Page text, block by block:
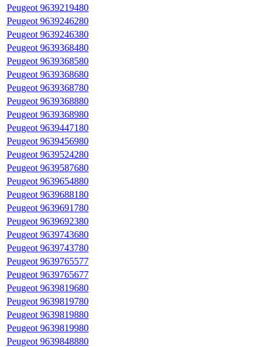
Peugeot 9639219480
Peugeot 9639246280
Peugeot 9639246380
Peugeot 9639368480
Peugeot 9639368580
Peugeot 9639368680
Peugeot 9639368780
Peugeot 9639368880
Peugeot 9639368980
Peugeot 9639447180
Peugeot 9639456980
Peugeot 9639524280
Peugeot 9639587680
Peugeot 9639654880
Peugeot 9639688180
Peugeot 9639691780
Peugeot 9639692380
Peugeot 9639743680
Peugeot 9639743780
Peugeot 9639765577
Peugeot 9639765677
Peugeot 9639819680
Peugeot 9639819780
Peugeot 9639819880
Peugeot 9639819980
Peugeot 9639848880